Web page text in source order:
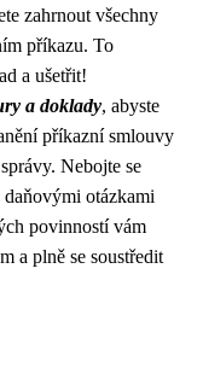
zahrnout všechny
příkazu. To
a ušetřit!
a doklady, abyste
příkazní smlouvy
Nebojte se
otázkami
povinností vám
a plně se soustředit